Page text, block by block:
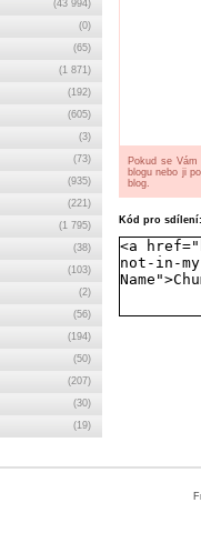
Pokud se
blogu nebo ji
blog.
Kód pro sdílení:
(43 994)
(0)
(65)
(1 871)
(192)
(605)
(3)
(73)
(935)
(221)
(1 795)
(38)
(103)
(2)
(56)
(194)
(50)
(207)
(30)
(19)